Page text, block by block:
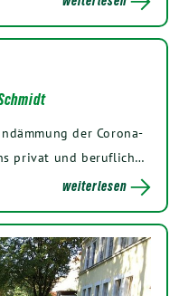
der Corona-
privat und beruflich…
weiterlesen